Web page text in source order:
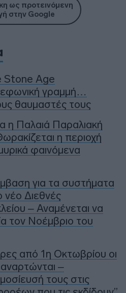
ως προτεινόμενη
στην Google
Stone Age
γραμμή…
θαυμαστές τους
η Παλαιά Παραλιακή
η περιοχή
φαινόμενα
για τα συστήματα
νέο Διεθνές
– Αναμένεται να
τον Νοέμβριο του
από 1η Οκτωβρίου οι
αναρτώνται –
τους στις